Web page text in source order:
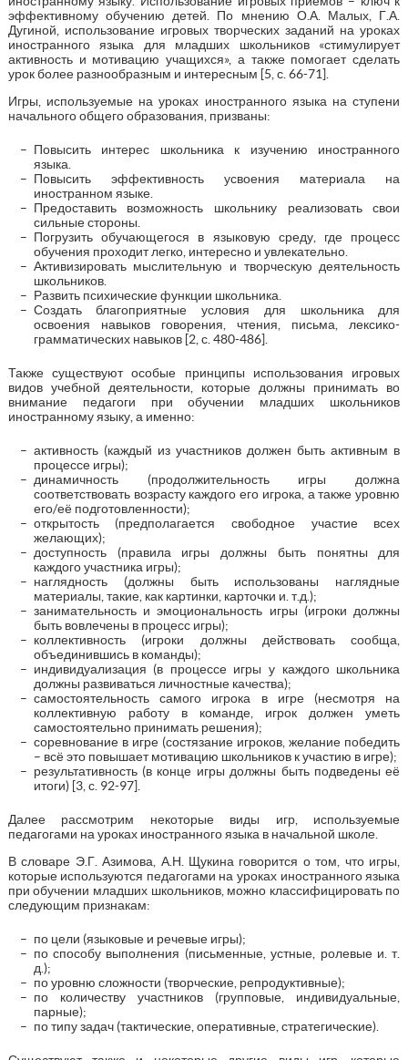
эффективному обучению детей. По мнению О.А. Малых, Г.А.
Дугиной, использование игровых творческих заданий на уроках
иностранного языка для младших школьников «стимулирует
активность и мотивацию учащихся», а также помогает сделать
урок более разнообразным и интересным [5, с. 66-71].
Игры, используемые на уроках иностранного языка на ступени
начального общего образования, призваны:
Повысить интерес школьника к изучению иностранного
языка.
Повысить эффективность усвоения материала на
иностранном языке.
Предоставить возможность школьнику реализовать свои
сильные стороны.
Погрузить обучающегося в языковую среду, где процесс
обучения проходит легко, интересно и увлекательно.
Активизировать мыслительную и творческую деятельность
школьников.
Развить психические функции школьника.
Создать благоприятные условия для школьника для
освоения навыков говорения, чтения, письма, лексико-
грамматических навыков [2, с. 480-486].
Также существуют особые принципы использования игровых
видов учебной деятельности, которые должны принимать во
внимание педагоги при обучении младших школьников
иностранному языку, а именно:
активность (каждый из участников должен быть активным в
процессе игры);
динамичность (продолжительность игры должна
соответствовать возрасту каждого его игрока, а также уровню
его/её подготовленности);
открытость (предполагается свободное участие всех
желающих);
доступность (правила игры должны быть понятны для
каждого участника игры);
наглядность (должны быть использованы наглядные
материалы, такие, как картинки, карточки и. т.д.);
занимательность и эмоциональность игры (игроки должны
быть вовлечены в процесс игры);
коллективность (игроки должны действовать сообща,
объединившись в команды);
индивидуализация (в процессе игры у каждого школьника
должны развиваться личностные качества);
самостоятельность самого игрока в игре (несмотря на
коллективную работу в команде, игрок должен уметь
самостоятельно принимать решения);
соревнование в игре (состязание игроков, желание победить
– всё это повышает мотивацию школьников к участию в игре);
результативность (в конце игры должны быть подведены её
итоги) [3, с. 92-97].
Далее рассмотрим некоторые виды игр, используемые
педагогами на уроках иностранного языка в начальной школе.
В словаре Э.Г. Азимова, А.Н. Щукина говорится о том, что игры,
которые используются педагогами на уроках иностранного языка
при обучении младших школьников, можно классифицировать по
следующим признакам:
по цели (языковые и речевые игры);
по способу выполнения (письменные, устные, ролевые и. т.
д.);
по уровню сложности (творческие, репродуктивные);
по количеству участников (групповые, индивидуальные,
парные);
по типу задач (тактические, оперативные, стратегические).